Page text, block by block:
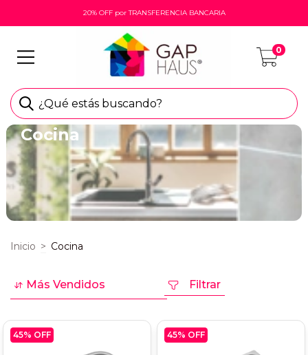
20% OFF por TRANSFERENCIA BANCARIA
¿Qué estás buscando?
0
Cocina
Inicio > Cocina
Filtrar
45% OFF 45% OFF